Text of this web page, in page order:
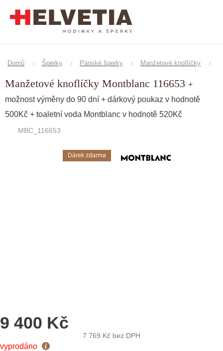
Domů Šperky Pánské šperky Manžetové knoflíčky
Manžetové knoflíčky Montblanc 116653 +
možnost výměny do 90 dní + dárkový poukaz v hodnotě
500Kč + toaletní voda Montblanc v hodnotě 520Kč
MBC_116653
Dárek zdarma Značka:Montblanc
9 400 Kč
7 769 Kč bez DPH
Měrná
vyprodáno